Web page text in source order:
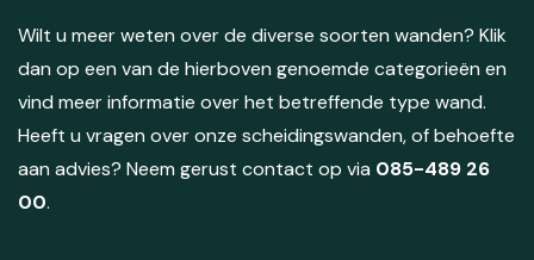
Wilt u meer weten over de diverse soorten wanden? Klik
dan op een van de hierboven genoemde categorieën en
vind meer informatie over het betreffende type wand.
Heeft u vragen over onze scheidingswanden, of behoefte
aan advies? Neem gerust contact op via 085-489 26
00.